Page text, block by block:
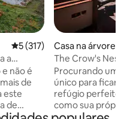
5 de uma avaliação média de
5 (317)
a
não é
de
de
Casa na árvore ⋅
ht
The Crow's Nest,
(banheira de
Procurando um
único para ficar?
refúgio perfeito
como sua própria
com vista para o